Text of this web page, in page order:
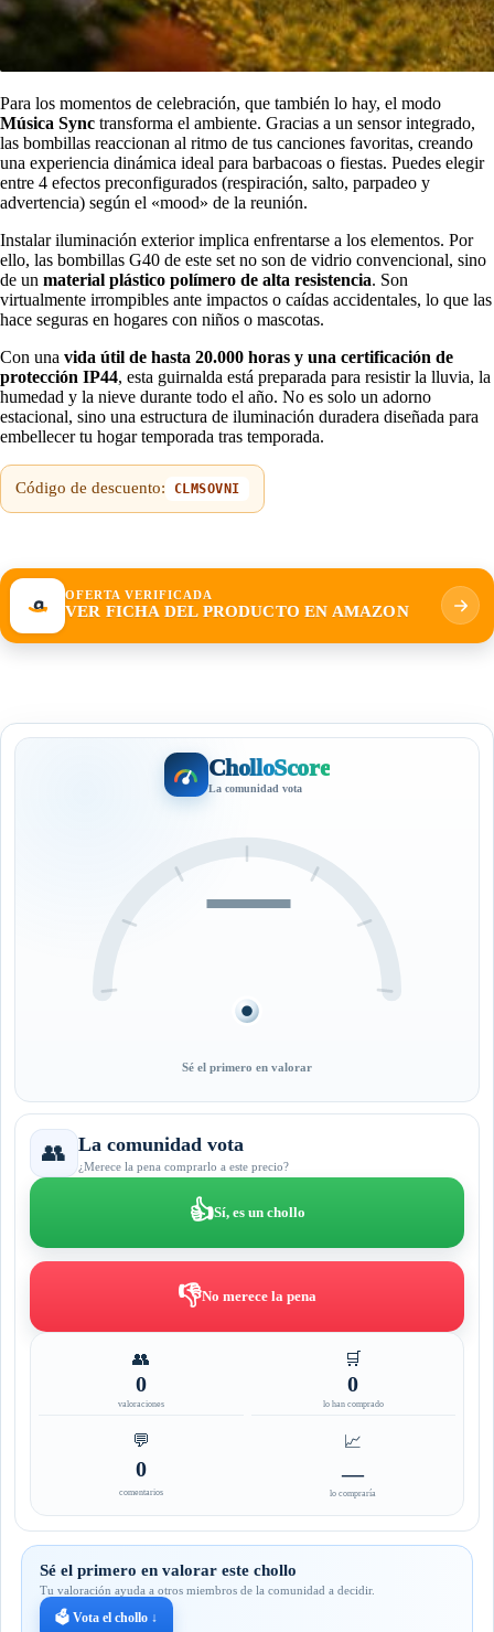
Para los momentos de celebración, que también lo hay, el modo
Música Sync transforma el ambiente. Gracias a un sensor integrado,
las bombillas reaccionan al ritmo de tus canciones favoritas, creando
una experiencia dinámica ideal para barbacoas o fiestas. Puedes elegir
entre 4 efectos preconfigurados (respiración, salto, parpadeo y
advertencia) según el «mood» de la reunión.
Instalar iluminación exterior implica enfrentarse a los elementos. Por
ello, las bombillas G40 de este set no son de vidrio convencional, sino
de un material plástico polímero de alta resistencia. Son
virtualmente irrompibles ante impactos o caídas accidentales, lo que las
hace seguras en hogares con niños o mascotas.
Con una vida útil de hasta 20.000 horas y una certificación de
protección IP44, esta guirnalda está preparada para resistir la lluvia, la
humedad y la nieve durante todo el año. No es solo un adorno
estacional, sino una estructura de iluminación duradera diseñada para
embellecer tu hogar temporada tras temporada.
Código de descuento: CLMSOVNI
OFERTA VERIFICADA
VER FICHA DEL PRODUCTO EN AMAZON
CholloScore
La comunidad vota
—
Sé el primero en valorar
👥 La comunidad vota
¿Merece la pena comprarlo a este precio?
👍Sí, es un chollo
👎No merece la pena
👥
0
valoraciones
🛒
0
lo han comprado
💬
0
comentarios
📈
—
lo compraría
Sé el primero en valorar este chollo
Tu valoración ayuda a otros miembros de la comunidad a decidir.
🗳️ Vota el chollo ↓